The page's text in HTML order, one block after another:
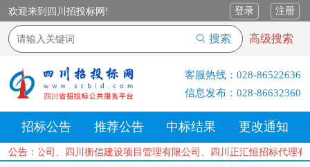
欢迎来到四川招投标网! 登录 注册
搜索 高级搜索
客服热线： 028-86522636
信息发布： 028-86632360
招标公告 推荐公告 中标结果 更改通知
公告：公司、四川衡信建设项目管理有限公司、四川正汇恒招标